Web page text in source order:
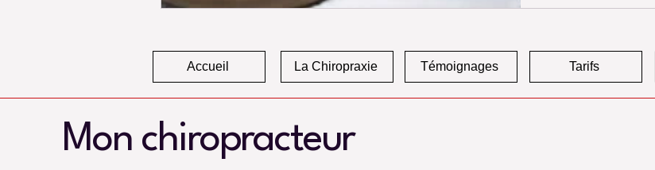
Accueil La Chiropraxie Témoignages Tarifs
Mon chiropracteur